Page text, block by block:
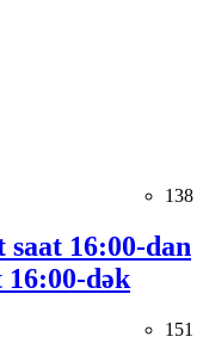
138
16:00-dan
16:00-dək
151